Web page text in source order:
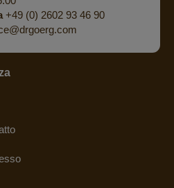
+49 (0) 2602 93 46 90